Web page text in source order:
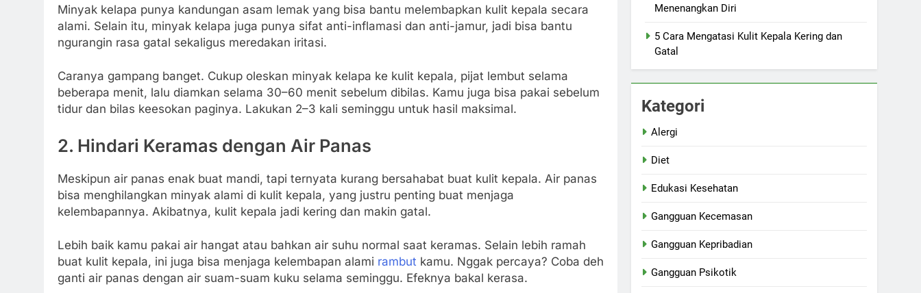
Minyak kelapa punya kandungan asam lemak yang bisa bantu melembapkan kulit kepala secara
alami. Selain itu, minyak kelapa juga punya sifat anti-inflamasi dan anti-jamur, jadi bisa bantu
ngurangin rasa gatal sekaligus meredakan iritasi.
Caranya gampang banget. Cukup oleskan minyak kelapa ke kulit kepala, pijat lembut selama
beberapa menit, lalu diamkan selama 30–60 menit sebelum dibilas. Kamu juga bisa pakai sebelum
tidur dan bilas keesokan paginya. Lakukan 2–3 kali seminggu untuk hasil maksimal.
2. Hindari Keramas dengan Air Panas
Meskipun air panas enak buat mandi, tapi ternyata kurang bersahabat buat kulit kepala. Air panas
bisa menghilangkan minyak alami di kulit kepala, yang justru penting buat menjaga
kelembapannya. Akibatnya, kulit kepala jadi kering dan makin gatal.
Lebih baik kamu pakai air hangat atau bahkan air suhu normal saat keramas. Selain lebih ramah
buat kulit kepala, ini juga bisa menjaga kelembapan alami rambut kamu. Nggak percaya? Coba deh
ganti air panas dengan air suam-suam kuku selama seminggu. Efeknya bakal kerasa.
Menenangkan Diri
5 Cara Mengatasi Kulit Kepala Kering dan
Gatal
Kategori
Alergi
Diet
Edukasi Kesehatan
Gangguan Kecemasan
Gangguan Kepribadian
Gangguan Psikotik